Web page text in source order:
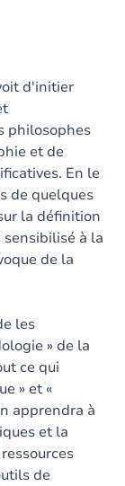
d'initier
philosophes
et de
En le
de quelques
la définition
à la
de la
les
» de la
ce qui
» et «
apprendra à
et la
de